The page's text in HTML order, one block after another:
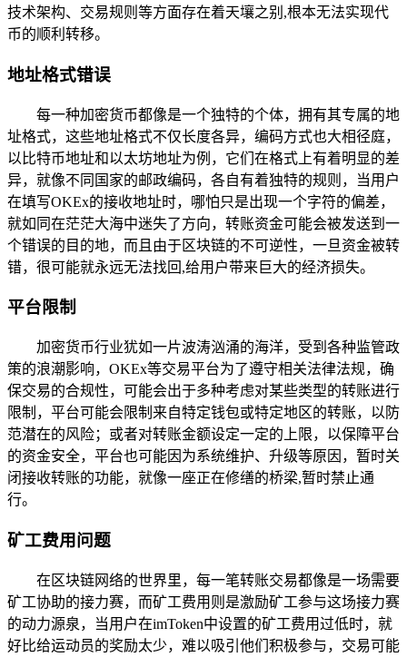
技术架构、交易规则等方面存在着天壤之别,根本无法实现代
币的顺利转移。
地址格式错误
每一种加密货币都像是一个独特的个体，拥有其专属的地
址格式，这些地址格式不仅长度各异，编码方式也大相径庭，
以比特币地址和以太坊地址为例，它们在格式上有着明显的差
异，就像不同国家的邮政编码，各自有着独特的规则，当用户
在填写OKEx的接收地址时，哪怕只是出现一个字符的偏差，
就如同在茫茫大海中迷失了方向，转账资金可能会被发送到一
个错误的目的地，而且由于区块链的不可逆性，一旦资金被转
错，很可能就永远无法找回,给用户带来巨大的经济损失。
平台限制
加密货币行业犹如一片波涛汹涌的海洋，受到各种监管政
策的浪潮影响，OKEx等交易平台为了遵守相关法律法规，确
保交易的合规性，可能会出于多种考虑对某些类型的转账进行
限制，平台可能会限制来自特定钱包或特定地区的转账，以防
范潜在的风险；或者对转账金额设定一定的上限，以保障平台
的资金安全，平台也可能因为系统维护、升级等原因，暂时关
闭接收转账的功能，就像一座正在修缮的桥梁,暂时禁止通
行。
矿工费用问题
在区块链网络的世界里，每一笔转账交易都像是一场需要
矿工协助的接力赛，而矿工费用则是激励矿工参与这场接力赛
的动力源泉，当用户在imToken中设置的矿工费用过低时，就
好比给运动员的奖励太少，难以吸引他们积极参与，交易可能